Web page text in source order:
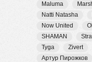
Maluma
Natti Natasha
Now United
SHAMAN
Tyga
Zivert
Артур Пирожков